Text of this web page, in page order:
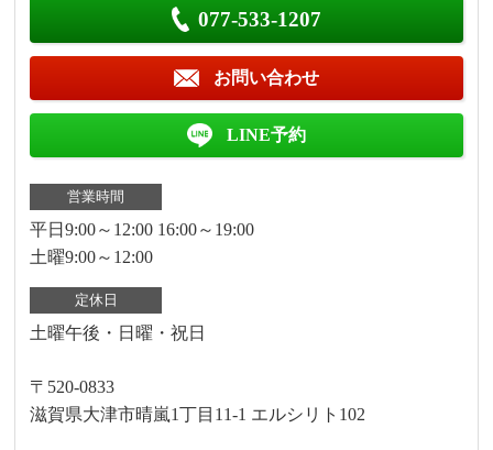
077-533-1207
お問い合わせ
LINE予約
営業時間
平日9:00～12:00 16:00～19:00
土曜9:00～12:00
定休日
土曜午後・日曜・祝日
〒520-0833
滋賀県大津市晴嵐1丁目11-1 エルシリト102